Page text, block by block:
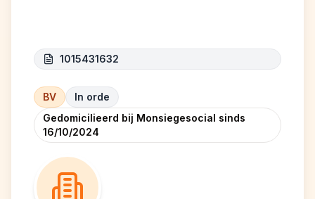
1015431632
BV
In orde
Gedomicilieerd bij Monsiegesocial sinds
16/10/2024